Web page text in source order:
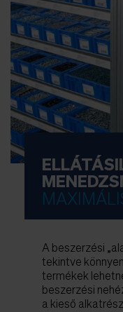
A beszerzési
tekintve
termékek
beszerzési
a kieső